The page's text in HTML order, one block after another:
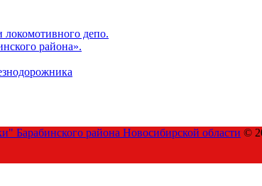
локомотивного депо.
района».
района Новосибирской области ©